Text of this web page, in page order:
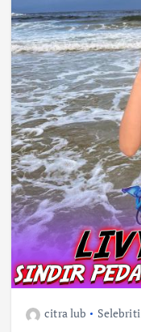
citra lub Selebriti